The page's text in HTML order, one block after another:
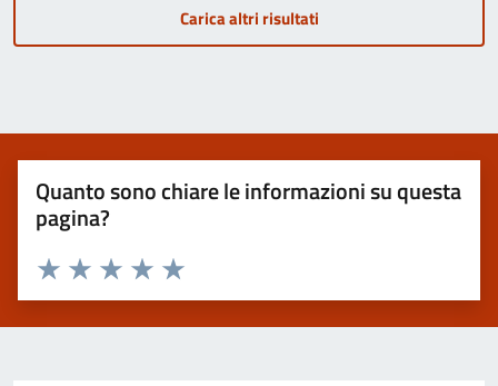
Carica altri risultati
Quanto sono chiare le informazioni su questa
pagina?
Valuta 1 stelle su 5
Valuta 2 stelle su 5
Valuta 3 stelle su 5
Valuta 4 stelle su 5